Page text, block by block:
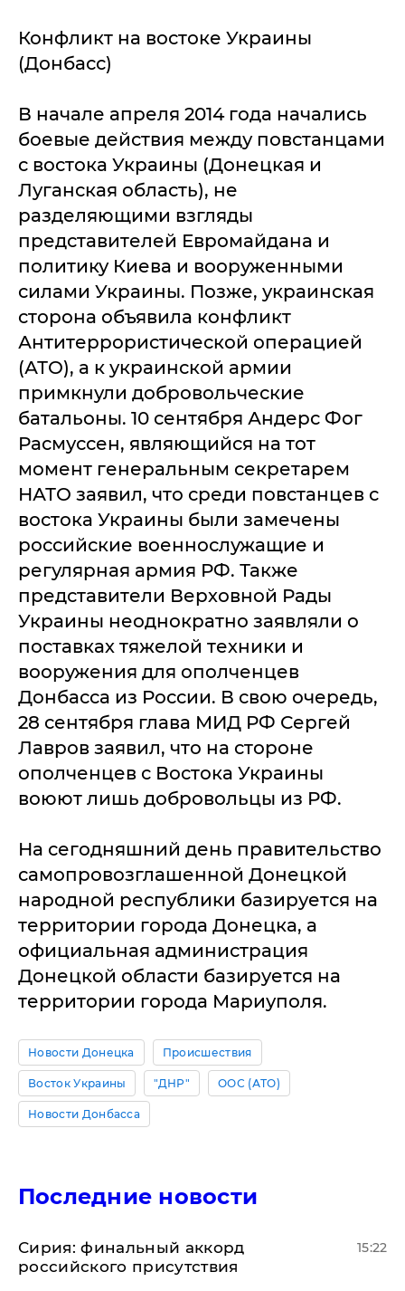
Конфликт на востоке Украины
(Донбасс)
В начале апреля 2014 года начались
боевые действия между повстанцами
с востока Украины (Донецкая и
Луганская область), не
разделяющими взгляды
представителей Евромайдана и
политику Киева и вооруженными
силами Украины. Позже, украинская
сторона объявила конфликт
Антитеррористической операцией
(АТО), а к украинской армии
примкнули добровольческие
батальоны. 10 сентября Андерс Фог
Расмуссен, являющийся на тот
момент генеральным секретарем
НАТО заявил, что среди повстанцев с
востока Украины были замечены
российские военнослужащие и
регулярная армия РФ. Также
представители Верховной Рады
Украины неоднократно заявляли о
поставках тяжелой техники и
вооружения для ополченцев
Донбасса из России. В свою очередь,
28 сентября глава МИД РФ Сергей
Лавров заявил, что на стороне
ополченцев с Востока Украины
воюют лишь добровольцы из РФ.
На сегодняшний день правительство
самопровозглашенной Донецкой
народной республики базируется на
территории города Донецка, а
официальная администрация
Донецкой области базируется на
территории города Мариуполя.
Новости Донецка Происшествия
Восток Украины "ДНР" ООС (АТО)
Новости Донбасса
Последние новости
​Сирия: финальный аккорд
российского присутствия
15:22